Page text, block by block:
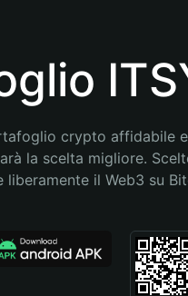
crypto affidabile
la scelta migliore.
liberamente il Web3 su